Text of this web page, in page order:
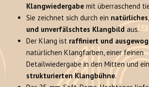
Klangwiedergabe mit überraschend
Sie zeichnet sich durch ein
und unverfälschtes Klangbild aus.
Der Klang ist raffiniert und
natürlichen Klangfarben, einer feinen
Detailwiedergabe in den Mitten und
strukturierten Klangbühne.